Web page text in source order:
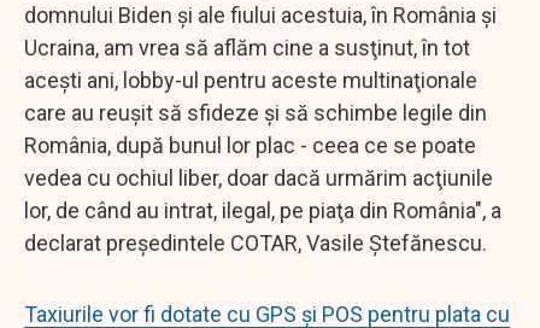
domnului Biden şi ale fiului acestuia, în România şi
Ucraina, am vrea să aflăm cine a susţinut, în tot
aceşti ani, lobby-ul pentru aceste multinaţionale
care au reuşit să sfideze şi să schimbe legile din
România, după bunul lor plac - ceea ce se poate
vedea cu ochiul liber, doar dacă urmărim acţiunile
lor, de când au intrat, ilegal, pe piaţa din România", a
declarat preşedintele COTAR, Vasile Ştefănescu.
Taxiurile vor fi dotate cu GPS și POS pentru plata cu